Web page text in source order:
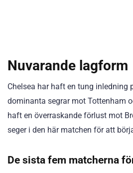
Nuvarande lagform
Chelsea har haft en tung inledning
dominanta segrar mot Tottenham
haft en överraskande förlust mot
seger i den här matchen för att
De sista fem matcherna